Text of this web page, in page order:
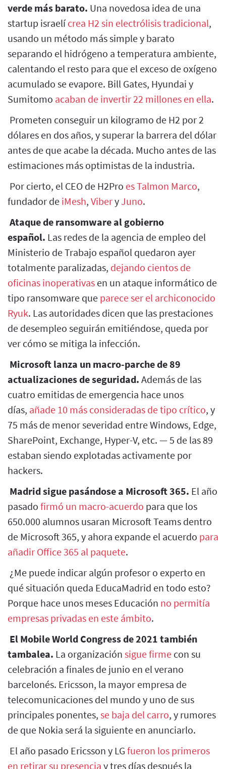
verde más barato. Una novedosa idea de una
startup israelí crea H2 sin electrólisis tradicional,
usando un método más simple y barato
separando el hidrógeno a temperatura ambiente,
calentando el resto para que el exceso de oxígeno
acumulado se evapore. Bill Gates, Hyundai y
Sumitomo acaban de invertir 22 millones en ella.
Prometen conseguir un kilogramo de H2 por 2
dólares en dos años, y superar la barrera del dólar
antes de que acabe la década. Mucho antes de las
estimaciones más optimistas de la industria.
Por cierto, el CEO de H2Pro es Talmon Marco,
fundador de iMesh, ViberyJuno.
Ataque de ransomware al gobierno
español. Las redes de la agencia de empleo del
Ministerio de Trabajo español quedaron ayer
totalmente paralizadas, dejando cientos de
oficinas inoperativas en un ataque informático de
tipo ransomware que parece ser el archiconocido
Ryuk. Las autoridades dicen que las prestaciones
de desempleo seguirán emitiéndose, queda por
ver cómo se mitiga la infección.
Microsoft lanza un macro-parche de 89
actualizaciones de seguridad. Además de las
cuatro emitidas de emergencia hace unos
días, añade 10 más consideradas de tipo crítico, y
75 más de menor severidad entre Windows, Edge,
SharePoint, Exchange, Hyper-V, etc. — 5 de las 89
estaban siendo explotadas activamente por
hackers.
Madrid sigue pasándose a Microsoft 365. El año
pasado firmó un macro-acuerdo para que los
650.000 alumnos usaran Microsoft Teams dentro
de Microsoft 365, y ahora expande el acuerdo para
añadir Office 365 al paquete.
¿Me puede indicar algún profesor o experto en
qué situación queda EducaMadrid en todo esto?
Porque hace unos meses Educación no permitía
empresas privadas en este ámbito.
El Mobile World Congress de 2021 también
tambalea. La organización sigue firme con su
celebración a finales de junio en el verano
barcelonés. Ericsson, la mayor empresa de
telecomunicaciones del mundo y uno de sus
principales ponentes, se baja del carro, y rumores
de que Nokia será la siguiente en anunciarlo.
El año pasado Ericsson y LG fueron los primeros
en retirar su presencia y tres días después la